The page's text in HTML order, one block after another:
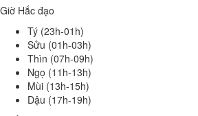
Giờ Hắc đạo
Tý (23h-01h)
Sửu (01h-03h)
Thìn (07h-09h)
Ngọ (11h-13h)
Mùi (13h-15h)
Dậu (17h-19h)